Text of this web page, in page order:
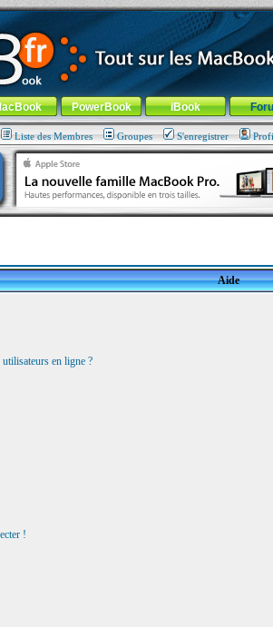
nomade !
général-Aller au menu de la rubrique
PowerBook iBook
Liste des Membres Groupes S'enregistrer
Aide
en ligne ?
!